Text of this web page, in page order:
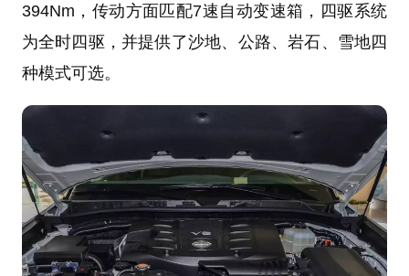
394Nm，传动方面匹配7速自动变速箱，四驱系统
为全时四驱，并提供了沙地、公路、岩石、雪地四
种模式可选。